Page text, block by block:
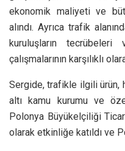
ekonomik maliyeti ve
alındı. Ayrıca trafik
kuruluşların
çalışmalarının karşılıklı
Sergide, trafikle ilgili ürün,
altı kamu kurumu ve
Polonya Büyükelçiliği
olarak etkinliğe katıldı ve